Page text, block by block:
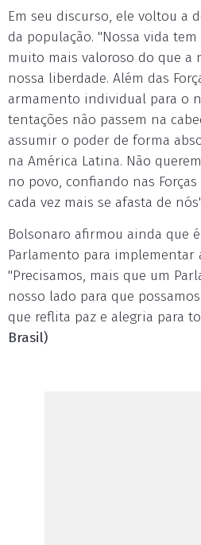
Em seu discurso, ele voltou a
da população. "Nossa vida
muito mais valoroso do que a
nossa liberdade. Além das
armamento individual para o
tentações não passem na
assumir o poder de forma
na América Latina. Não
no povo, confiando nas
cada vez mais se afasta de
Bolsonaro afirmou ainda que
Parlamento para implementar
"Precisamos, mais que um
nosso lado para que
que reflita paz e alegria para
Brasil)